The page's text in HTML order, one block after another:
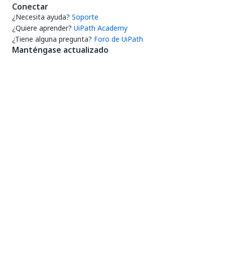
Conectar
¿Necesita ayuda? Soporte
¿Quiere aprender? UiPath Academy
¿Tiene alguna pregunta? Foro de UiPath
Manténgase actualizado